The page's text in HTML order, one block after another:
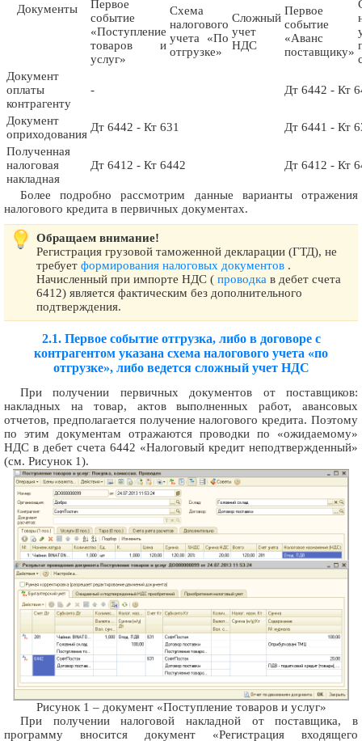
Документы
Первое
событие
«Поступление
товаров и
услуг»
Схема
налогового
учета «По
отгрузке»
Сложный
учет
НДС
Первое
событие
«Аванс
поставщику»
Документ
оплаты
контрагенту
- Дт 6442 - Кт
Документ
оприходования
Дт 6442 - Кт 631
Дт 6441 - Кт
Полученная
налоговая
накладная
Дт 6412 - Кт 6442 Дт 6412 - Кт
Более подробно рассмотрим данные варианты отражения
налогового кредита в первичных документах.
Обращаем внимание!
Регистрация грузовой таможенной декларации (ГТД), не
требует формирования налоговых документов .
Начисленный при импорте НДС ( проводка в дебет счета
6412) является фактическим без дополнительного
подтверждения.
2.1. Первое событие отгрузка, либо в договоре с
контрагентом указана схема налогового учета «по
отгрузке», либо ведется сложный учет НДС
При получении первичных документов от поставщиков:
накладных на товар, актов выполненных работ, авансовых
отчетов, предполагается получение налогового кредита. Поэтому
по этим документам отражаются проводки по «ожидаемому»
НДС в дебет счета 6442 «Налоговый кредит неподтвержденный»
(см. Рисунок 1).
Рисунок 1 – документ «Поступление товаров и услуг»
При получении налоговой накладной от поставщика, в
программу вносится документ «Регистрация входящего